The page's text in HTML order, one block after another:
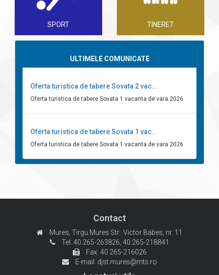
SPORT TINERET
ULTIMELE COMUNICATE
Oferta turistica de tabere Sovata 2 vac...
Oferta turistica de tabere Sovata 1 vacanta de vara 2026
Oferta turistica de tabere Sovata 1 vac...
Oferta turistica de tabere Sovata 1 vacanta de vara 2026
Contact
Mures, Tirgu Mures Str.: Victor Babes, nr. 11
Tel: 40.265-263826, 40.265-218841
Fax: 40.265-216026
E-mail: djst.mures@mts.ro